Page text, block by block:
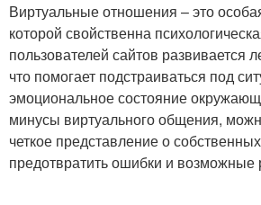
Виртуальные отношения – это
которой свойственна
пользователей сайтов развивается
что помогает подстраиваться под
эмоциональное состояние
минусы виртуального общения,
четкое представление о
предотвратить ошибки и возможные